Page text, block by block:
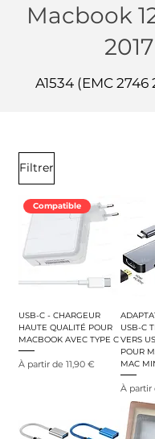
Macbook
2017
A1534 (EMC 2746
Filtrer
Compatible
USB-C - CHARGEUR
HAUTE QUALITÉ POUR
MACBOOK AVEC TYPE C
À partir de 11,90 €
Prix promotionnel
USB-C
VERS
POUR
MAC
À partir
Prix